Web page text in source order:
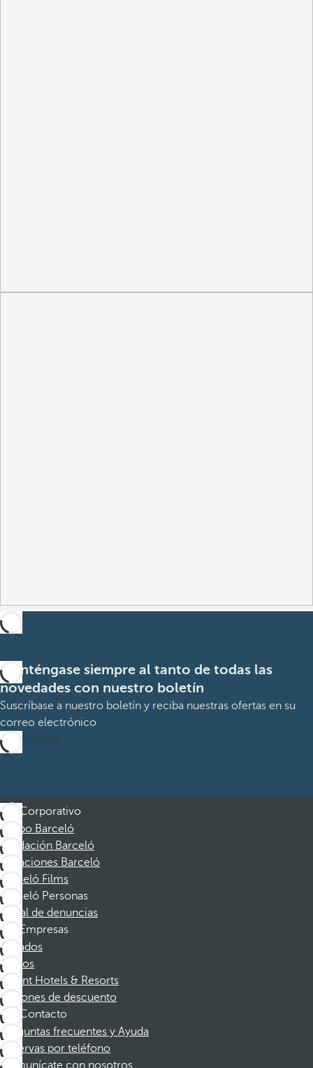
Manténgase siempre al tanto de todas las
novedades con nuestro boletín
Suscríbase a nuestro boletín y reciba nuestras ofertas en su
correo electrónico
Suscribirme
Corporativo
Grupo Barceló
Fundación Barceló
Vacaciones Barceló
Barceló Films
Barceló Personas
Canal de denuncias
Empresas
Afiliados
Socios
Dorint Hotels & Resorts
Cupones de descuento
Contacto
Preguntas frecuentes y Ayuda
Reservas por teléfono